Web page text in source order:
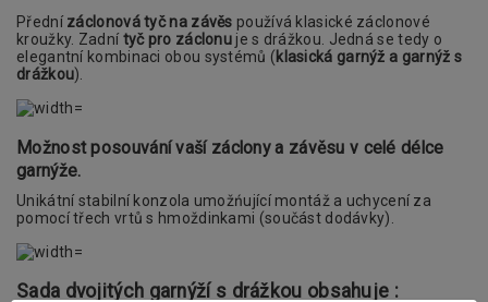
Přední záclonová tyč na závěs používá klasické záclonové
kroužky. Zadní tyč pro záclonu je s drážkou. Jedná se tedy o
elegantní kombinaci obou systémů (klasická garnýž a garnýž s
drážkou).
Možnost posouvání vaší záclony a závěsu v celé délce
garnýže.
Unikátní stabilní konzola umožńující montáž a uchycení za
pomocí třech vrtů s hmoždinkami (součást dodávky).
Sada dvojitých garnýží s drážkou obsahuje :